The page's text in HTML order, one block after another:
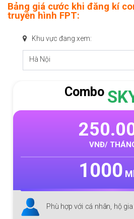
Bảng giá cước khi đăng kí
truyền hình FPT:
Khu vực đang xem:
Hà Nội
Combo
VNĐ/
1000
Phù hợp với cá nhân, hộ